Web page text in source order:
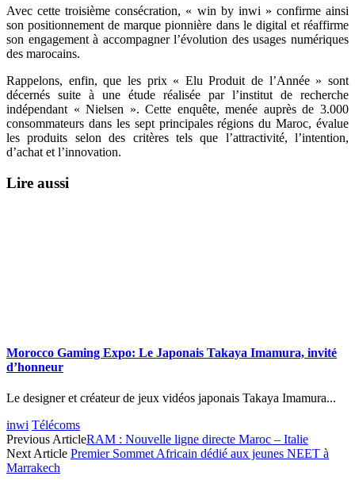
Avec cette troisième consécration, « win by inwi » confirme ainsi
son positionnement de marque pionnière dans le digital et réaffirme
son engagement à accompagner l’évolution des usages numériques
des marocains.
Rappelons, enfin, que les prix « Elu Produit de l’Année » sont
décernés suite à une étude réalisée par l’institut de recherche
indépendant « Nielsen ». Cette enquête, menée auprès de 3.000
consommateurs dans les sept principales régions du Maroc, évalue
les produits selon des critères tels que l’attractivité, l’intention,
d’achat et l’innovation.
Lire aussi
Morocco Gaming Expo: Le Japonais Takaya Imamura, invité
d’honneur
Le designer et créateur de jeux vidéos japonais Takaya Imamura...
inwi Télécoms
Previous ArticleRAM : Nouvelle ligne directe Maroc – Italie
Next Article Premier Sommet Africain dédié aux jeunes NEET à
Marrakech